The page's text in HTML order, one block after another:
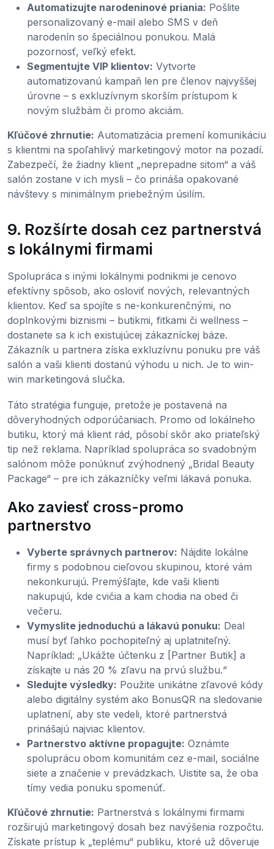
Automatizujte narodeninové priania: Pošlite
personalizovaný e-mail alebo SMS v deň
narodenín so špeciálnou ponukou. Malá
pozornosť, veľký efekt.
Segmentujte VIP klientov: Vytvorte
automatizovanú kampaň len pre členov najvyššej
úrovne – s exkluzívnym skorším prístupom k
novým službám či promo akciám.
Kľúčové zhrnutie: Automatizácia premení komunikáciu
s klientmi na spoľahlivý marketingový motor na pozadí.
Zabezpečí, že žiadny klient „neprepadne sitom“ a váš
salón zostane v ich mysli – čo prináša opakované
návštevy s minimálnym priebežným úsilím.
9. Rozšírte dosah cez partnerstvá
s lokálnymi firmami
Spolupráca s inými lokálnymi podnikmi je cenovo
efektívny spôsob, ako osloviť nových, relevantných
klientov. Keď sa spojíte s ne-konkurenčnými, no
doplnkovými biznismi – butikmi, fitkami či wellness –
dostanete sa k ich existujúcej zákazníckej báze.
Zákazník u partnera získa exkluzívnu ponuku pre váš
salón a vaši klienti dostanú výhodu u nich. Je to win-
win marketingová slučka.
Táto stratégia funguje, pretože je postavená na
dôveryhodných odporúčaniach. Promo od lokálneho
butiku, ktorý má klient rád, pôsobí skôr ako priateľský
tip než reklama. Napríklad spolupráca so svadobným
salónom môže ponúknuť zvýhodnený „Bridal Beauty
Package“ – pre ich zákazníčky veľmi lákavá ponuka.
Ako zaviesť cross-promo
partnerstvo
Vyberte správnych partnerov: Nájdite lokálne
firmy s podobnou cieľovou skupinou, ktoré vám
nekonkurujú. Premýšľajte, kde vaši klienti
nakupujú, kde cvičia a kam chodia na obed či
večeru.
Vymyslite jednoduchú a lákavú ponuku: Deal
musí byť ľahko pochopiteľný aj uplatniteľný.
Napríklad: „Ukážte účtenku z [Partner Butik] a
získajte u nás 20 % zľavu na prvú službu.“
Sledujte výsledky: Použite unikátne zľavové kódy
alebo digitálny systém ako BonusQR na sledovanie
uplatnení, aby ste vedeli, ktoré partnerstvá
prinášajú najviac klientov.
Partnerstvo aktívne propagujte: Oznámte
spoluprácu obom komunitám cez e-mail, sociálne
siete a značenie v prevádzkach. Uistite sa, že oba
tímy vedia ponuku spomenúť.
Kľúčové zhrnutie: Partnerstvá s lokálnymi firmami
rozširujú marketingový dosah bez navýšenia rozpočtu.
Získate prístup k „teplému“ publiku, ktoré už dôveruje